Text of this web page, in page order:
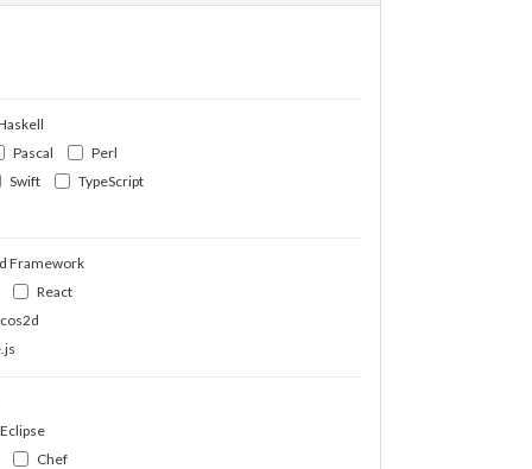
Pascal
Perl
Swift
TypeScript
Framework
React
Eclipse
Chef